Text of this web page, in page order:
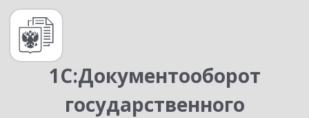
1С:Документооборот
государственного